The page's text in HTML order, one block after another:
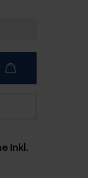
Inkl.